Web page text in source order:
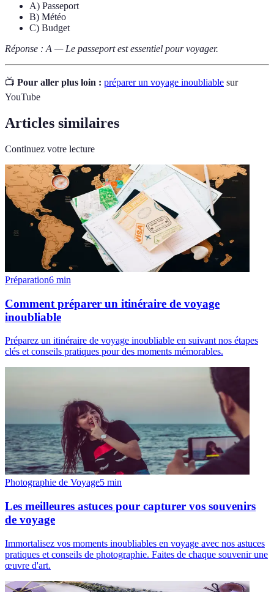
A) Passeport
B) Météo
C) Budget
Réponse : A — Le passeport est essentiel pour voyager.
📺 Pour aller plus loin : préparer un voyage inoubliable sur
YouTube
Articles similaires
Continuez votre lecture
Préparation6 min
Comment préparer un itinéraire de voyage
inoubliable
Préparez un itinéraire de voyage inoubliable en suivant nos étapes
clés et conseils pratiques pour des moments mémorables.
Photographie de Voyage5 min
Les meilleures astuces pour capturer vos souvenirs
de voyage
Immortalisez vos moments inoubliables en voyage avec nos astuces
pratiques et conseils de photographie. Faites de chaque souvenir une
œuvre d'art.